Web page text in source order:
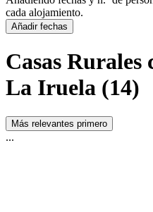
cada alojamiento.
Añadir fechas
Casas Rurales
La Iruela (14)
Más relevantes primero
...